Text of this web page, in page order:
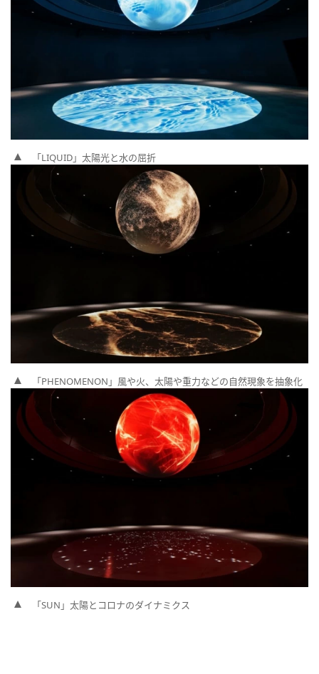
「LIQUID」太陽光と水の屈折
「PHENOMENON」風や火、太陽や重力などの自然現象を抽象化
「SUN」太陽とコロナのダイナミクス